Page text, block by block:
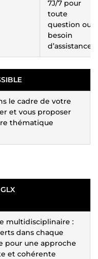
7J/7 pour
toute
question ou
besoin
d’assistance
le cadre de votre
et vous proposer
thématique
multidisciplinaire :
dans chaque
pour une approche
et cohérente